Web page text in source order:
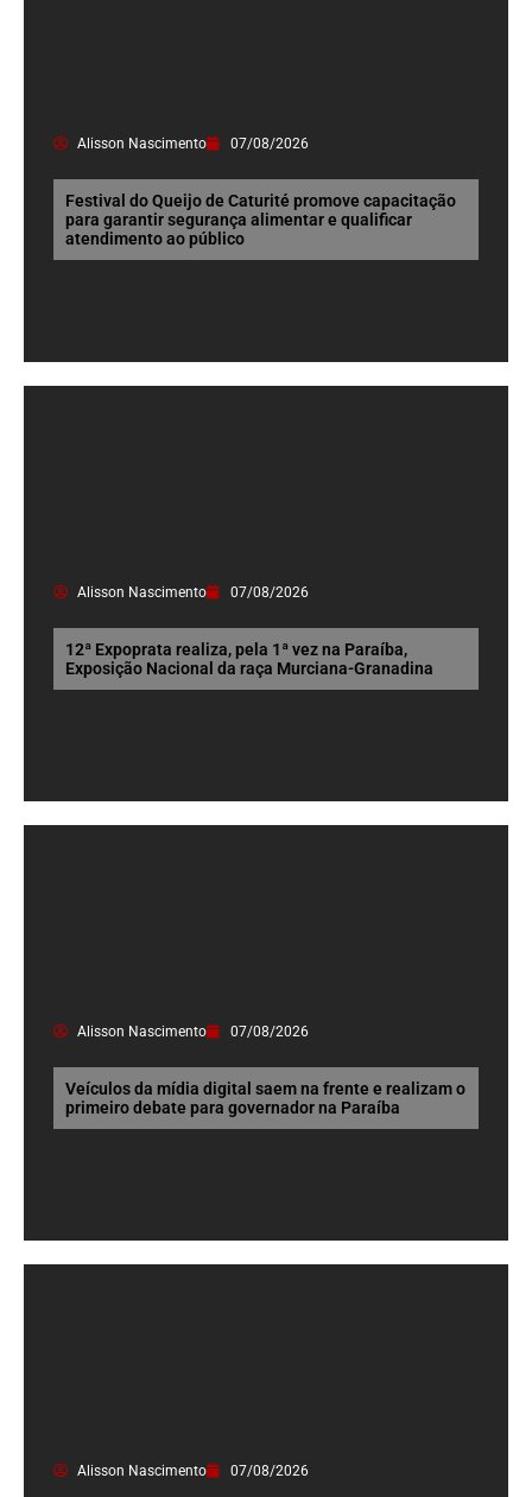
Alisson Nascimento 07/08/2026
Festival do Queijo de Caturité promove capacitação
para garantir segurança alimentar e qualificar
atendimento ao público
Alisson Nascimento 07/08/2026
12ª Expoprata realiza, pela 1ª vez na Paraíba,
Exposição Nacional da raça Murciana-Granadina
Alisson Nascimento 07/08/2026
Veículos da mídia digital saem na frente e realizam o
primeiro debate para governador na Paraíba
Alisson Nascimento 07/08/2026